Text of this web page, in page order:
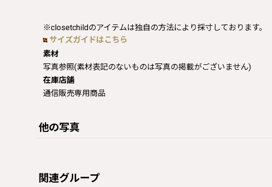
※closetchildのアイテムは独自の方法により採寸しております。
サイズガイドはこちら
素材
写真参照(素材表記のないものは写真の掲載がございません)
在庫店舗
通信販売専用商品
他の写真
関連グループ